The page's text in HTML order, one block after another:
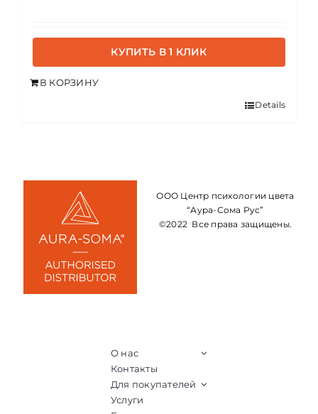
УСЛУГИ
БЛОГ
КУПИТЬ В 1 КЛИК
В КОРЗИНУ
Details
ООО Центр психологии цвета
“Аура-Сома Рус”
©2022 Все права защищены.
О нас
Контакты
Для покупателей
Услуги